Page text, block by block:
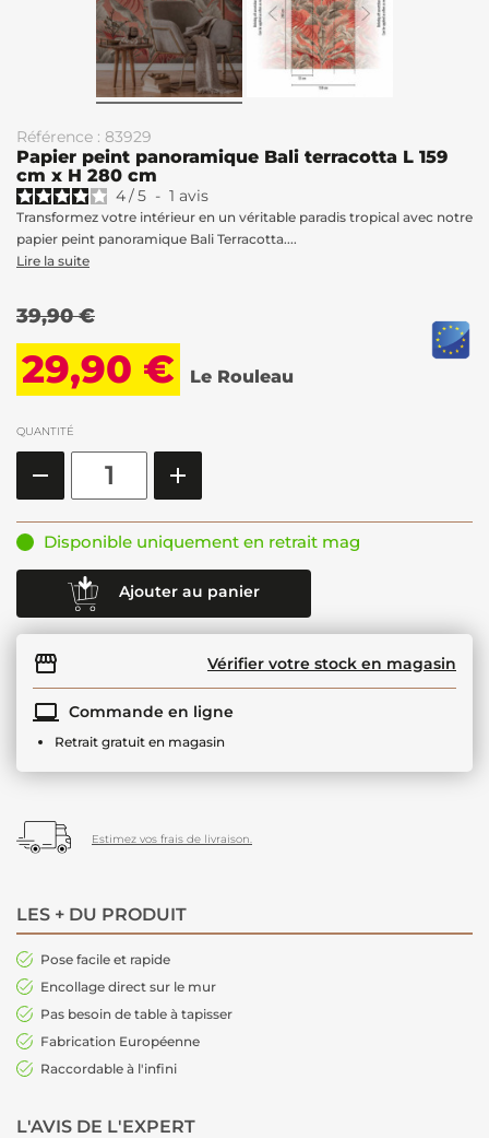
Référence : 83929
Papier peint panoramique Bali terracotta L 159
cm x H 280 cm
4/5 - 1 avis
Transformez votre intérieur en un véritable paradis tropical avec notre
papier peint panoramique Bali Terracotta....
Lire la suite
39,90 €
29,90 € Le Rouleau
QUANTITÉ
Disponible uniquement en retrait mag
Ajouter au panier
Vérifier votre stock en magasin
Commande en ligne
Retrait gratuit en magasin
Estimez vos frais de livraison.
LES + DU PRODUIT
Pose facile et rapide
Encollage direct sur le mur
Pas besoin de table à tapisser
Fabrication Européenne
Raccordable à l'infini
L'AVIS DE L'EXPERT